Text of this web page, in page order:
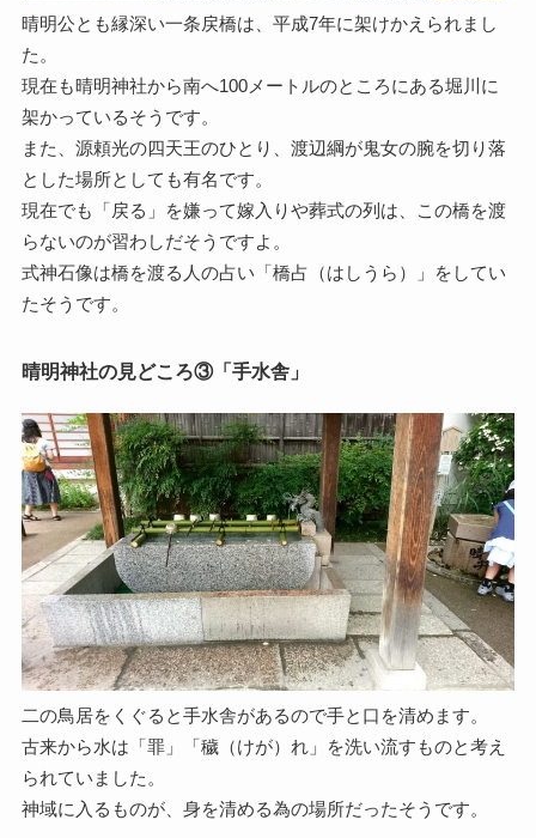
晴明公とも縁深い一条戻橋は、平成7年に架けかえられまし
た。
現在も晴明神社から南へ100メートルのところにある堀川に
架かっているそうです。
また、源頼光の四天王のひとり、渡辺綱が鬼女の腕を切り落
とした場所としても有名です。
現在でも「戻る」を嫌って嫁入りや葬式の列は、この橋を渡
らないのが習わしだそうですよ。
式神石像は橋を渡る人の占い「橋占（はしうら）」をしてい
たそうです。
晴明神社の見どころ③「手水舎」
二の鳥居をくぐると手水舎があるので手と口を清めます。
古来から水は「罪」「穢（けが）れ」を洗い流すものと考え
られていました。
神域に入るものが、身を清める為の場所だったそうです。